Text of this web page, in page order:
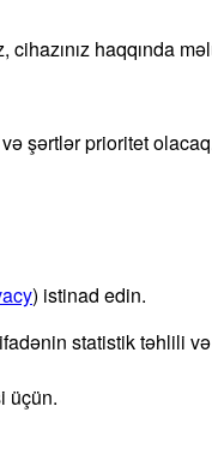
haqqında
şərtlər prioritet
) istinad edin.
statistik təhlili
üçün.